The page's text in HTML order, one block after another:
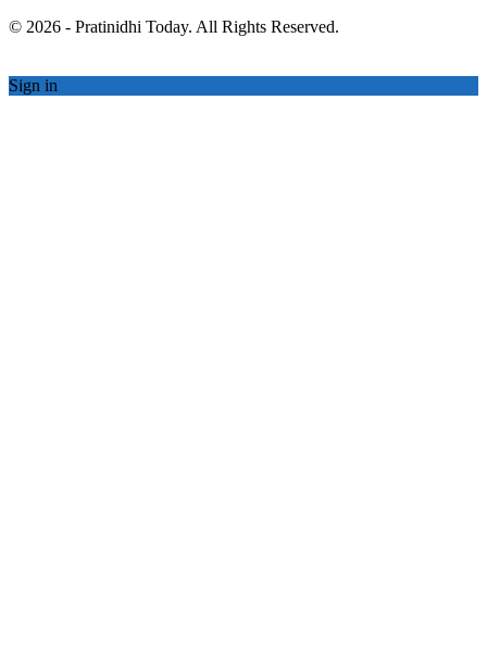
© 2026 - Pratinidhi Today. All Rights Reserved.
Sign in